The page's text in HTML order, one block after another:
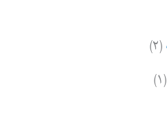
(۲)
(۱)